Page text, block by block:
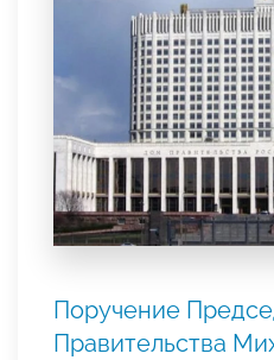
Поручение
Правительства